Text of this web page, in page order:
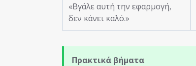
«Βγάλε αυτή την εφαρμογή,
δεν κάνει καλό.»
Πρακτικά βήματα